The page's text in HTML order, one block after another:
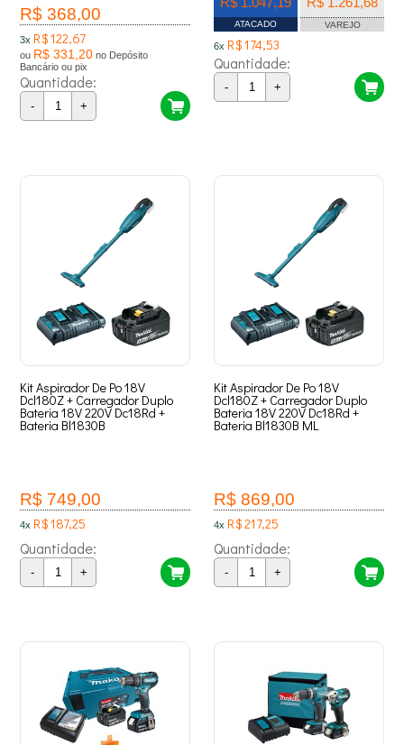
R$ 368,00
3x R$ 122,67
ou R$ 331,20 no Depósito
Bancário ou pix
Quantidade:
- +
ATACADO VAREJO
6x R$ 174,53
Quantidade:
- +
Kit Aspirador De Po 18V
Dcl180Z + Carregador Duplo
Bateria 18V 220V Dc18Rd +
Bateria Bl1830B
R$ 749,00
4x R$ 187,25
Quantidade:
- +
Kit Aspirador De Po 18V
Dcl180Z + Carregador Duplo
Bateria 18V 220V Dc18Rd +
Bateria Bl1830B ML
R$ 869,00
4x R$ 217,25
Quantidade:
- +